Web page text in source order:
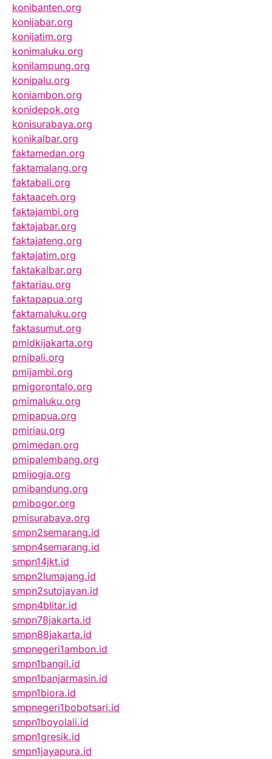
konibanten.org
konijabar.org
konijatim.org
konimaluku.org
konilampung.org
konipalu.org
koniambon.org
konidepok.org
konisurabaya.org
konikalbar.org
faktamedan.org
faktamalang.org
faktabali.org
faktaaceh.org
faktajambi.org
faktajabar.org
faktajateng.org
faktajatim.org
faktakalbar.org
faktariau.org
faktapapua.org
faktamaluku.org
faktasumut.org
pmidkijakarta.org
pmibali.org
pmijambi.org
pmigorontalo.org
pmimaluku.org
pmipapua.org
pmiriau.org
pmimedan.org
pmipalembang.org
pmijogja.org
pmibandung.org
pmibogor.org
pmisurabaya.org
smpn2semarang.id
smpn4semarang.id
smpn14jkt.id
smpn2lumajang.id
smpn2sutojayan.id
smpn4blitar.id
smpn78jakarta.id
smpn88jakarta.id
smpnegeri1ambon.id
smpn1bangil.id
smpn1banjarmasin.id
smpn1biora.id
smpnegeri1bobotsari.id
smpn1boyolali.id
smpn1gresik.id
smpn1jayapura.id